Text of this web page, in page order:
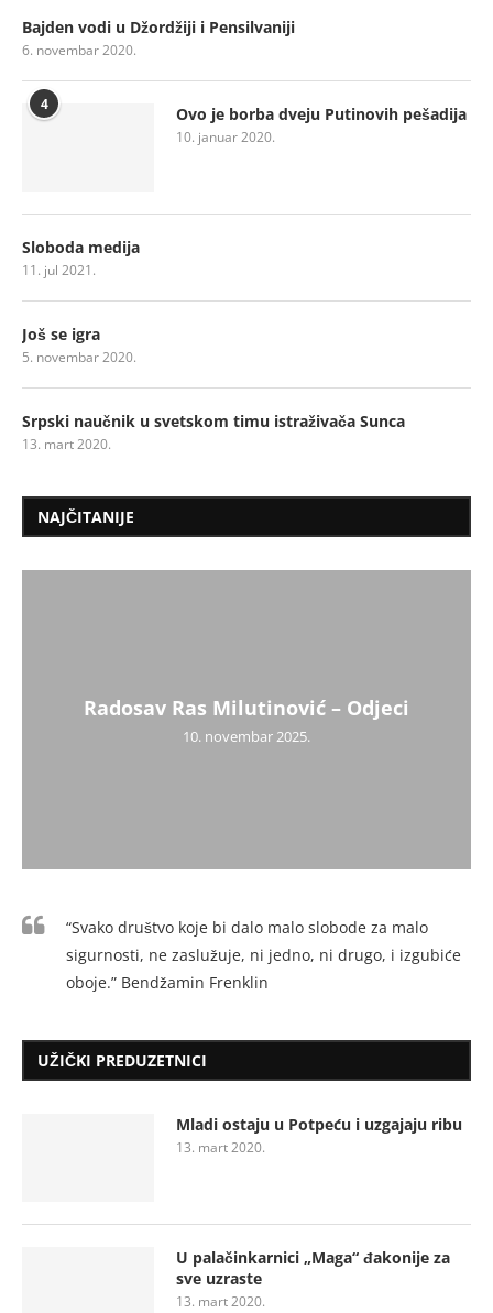
Bajden vodi u Džordžiji i Pensilvaniji
6. novembar 2020.
4 Ovo je borba dveju Putinovih pešadija
10. januar 2020.
Sloboda medija
11. jul 2021.
Još se igra
5. novembar 2020.
Srpski naučnik u svetskom timu istraživača Sunca
13. mart 2020.
NAJČITANIJE
Radosav Ras Milutinović – Odjeci
10. novembar 2025.
“Svako društvo koje bi dalo malo slobode za malo
sigurnosti, ne zaslužuje, ni jedno, ni drugo, i izgubiće
oboje.” Bendžamin Frenklin
UŽIČKI PREDUZETNICI
Mladi ostaju u Potpeću i uzgajaju ribu
13. mart 2020.
U palačinkarnici „Maga“ đakonije za
sve uzraste
13. mart 2020.